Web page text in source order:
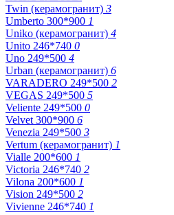
Twin (керамогранит) 3
Umberto 300*900 1
Uniko (керамогранит) 4
Unito 246*740 0
Uno 249*500 4
Urban (керамогранит) 6
VARADERO 249*500 2
VEGAS 249*500 5
Veliente 249*500 0
Velvet 300*900 6
Venezia 249*500 3
Vertum (керамогранит) 1
Vialle 200*600 1
Victoria 246*740 2
Vilona 200*600 1
Vision 249*500 2
Vivienne 246*740 1